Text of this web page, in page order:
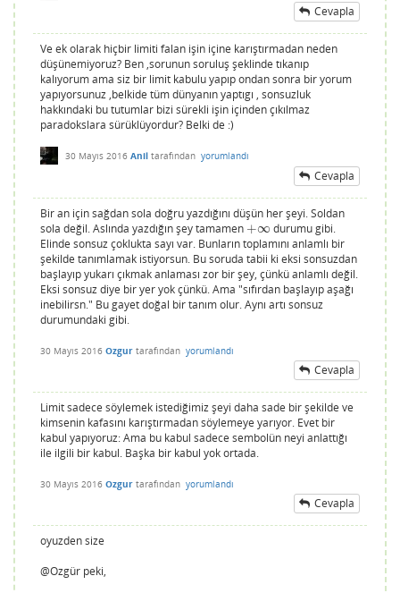
Cevapla
Ve ek olarak hiçbir limiti falan işin içine karıştırmadan neden
düşünemiyoruz? Ben ,sorunun soruluş şeklinde tıkanıp
kalıyorum ama siz bir limit kabulu yapıp ondan sonra bir yorum
yapıyorsunuz ,belkide tüm dünyanın yaptıgı , sonsuzluk
hakkındaki bu tutumlar bizi sürekli işin içinden çıkılmaz
paradokslara sürüklüyordur? Belki de :)
30 Mayıs 2016 Anil tarafından yorumlandı
Cevapla
Bir an için sağdan sola doğru yazdığını düşün her şeyi. Soldan
sola değil. Aslında yazdığın şey tamamen +∞
+∞
durumu gibi.
Elinde sonsuz çoklukta sayı var. Bunların toplamını anlamlı bir
şekilde tanımlamak istiyorsun. Bu soruda tabii ki eksi sonsuzdan
başlayıp yukarı çıkmak anlaması zor bir şey, çünkü anlamlı değil.
Eksi sonsuz diye bir yer yok çünkü. Ama "sıfırdan başlayıp aşağı
inebilirsn." Bu gayet doğal bir tanım olur. Aynı artı sonsuz
durumundaki gibi.
30 Mayıs 2016 Ozgur tarafından yorumlandı
Cevapla
Limit sadece söylemek istediğimiz şeyi daha sade bir şekilde ve
kimsenin kafasını karıştırmadan söylemeye yarıyor. Evet bir
kabul yapıyoruz: Ama bu kabul sadece sembolün neyi anlattığı
ile ilgili bir kabul. Başka bir kabul yok ortada.
30 Mayıs 2016 Ozgur tarafından yorumlandı
Cevapla
oyuzden size
@Ozgür peki,